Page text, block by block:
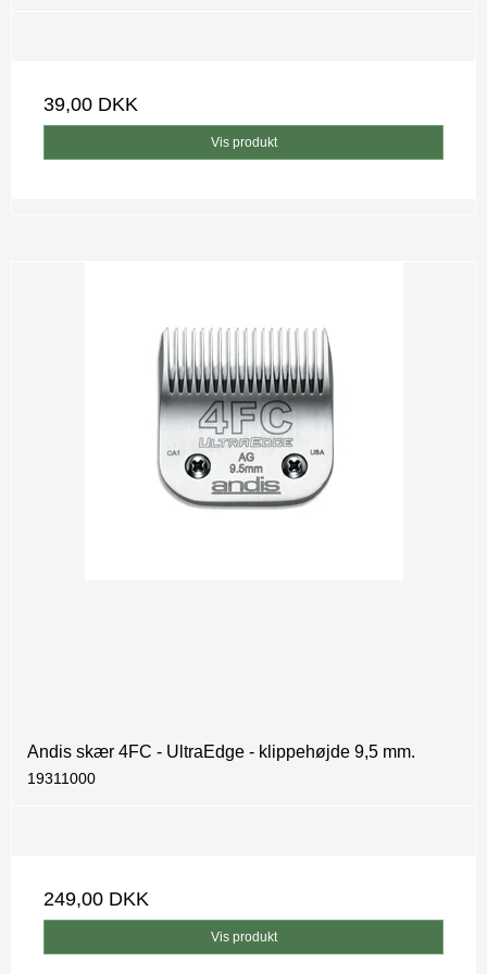
39,00 DKK
Vis produkt
Andis skær 4FC - UltraEdge - klippehøjde 9,5 mm.
19311000
249,00 DKK
Vis produkt